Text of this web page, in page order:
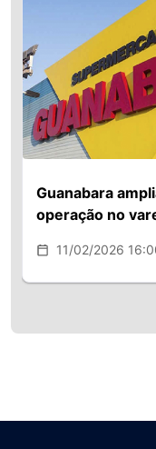
um curador
consumo
presidente
Guanabara
operação no
11/02/2026